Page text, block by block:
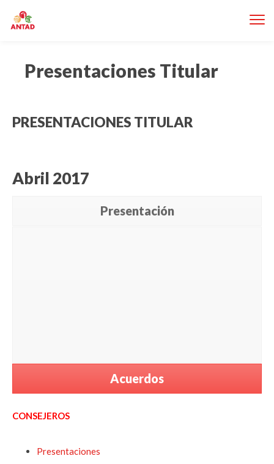
Presentaciones Titular
PRESENTACIONES TITULAR
Abril 2017
Presentación
Acuerdos
CONSEJEROS
Presentaciones